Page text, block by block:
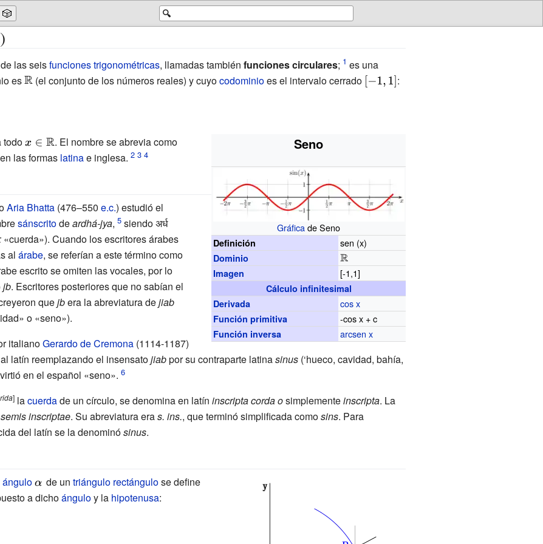
🔍
🎲
las seisfunciones trigonométricas, llamadas también funciones circulares;
es una
es{\displaystyle
(el conjunto de los números reales) y cuyocodominioes el intervalo cerrado {\displaystyle
:
Seno
Gráficade Seno
Definición sen (x)
Dominio
{\displaystyle
\mathbb {R}
}
Imagen [-1,1]
Cálculo infinitesimal
Derivada
cos x
Función primitiva -cos x + c
Función inversa arcsen x
todo{\displaystyle
x\in \mathbb
. El nombre se abrevia como
las formas latinae inglesa.
Aria Bhatta(476–550 e.c.) estudió el
sánscritodeardhá-jya, siendo अर्ध
«cuerda»). Cuando los escritores árabes
al árabe, se referían a este término como
escrito se omiten las vocales, por lo
jb. Escritores posteriores que no sabían el
quejbera la abreviatura dejiab
o «seno»).
italianoGerardo de Cremona(1114-1187)
latín reemplazando el insensatojiabpor su contraparte latinasinus(‘hueco, cavidad, bahía,
en el español «seno».
]lacuerdade un círculo, se denomina en latín inscripta corda osimplementeinscripta. La
semis inscriptae. Su abreviatura eras. ins., que terminó simplificada comosins. Para
del latín se la denominósinus.
ángulo{\displaystyle
\alpha \,}
de untriángulo rectángulose define
a dichoánguloy la hipotenusa: